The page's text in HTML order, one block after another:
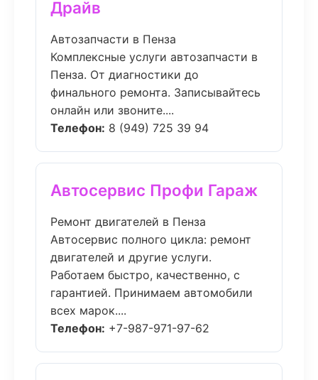
Драйв
Автозапчасти в Пенза
Комплексные услуги автозапчасти в
Пенза. От диагностики до
финального ремонта. Записывайтесь
онлайн или звоните....
Телефон: 8 (949) 725 39 94
Автосервис Профи Гараж
Ремонт двигателей в Пенза
Автосервис полного цикла: ремонт
двигателей и другие услуги.
Работаем быстро, качественно, с
гарантией. Принимаем автомобили
всех марок....
Телефон: +7-987-971-97-62